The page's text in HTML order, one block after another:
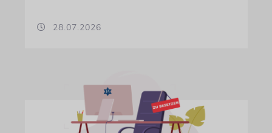
28.07.2026